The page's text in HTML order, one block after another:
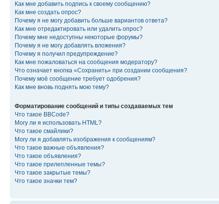
Как мне добавить подпись к своему сообщению?
Как мне создать опрос?
Почему я не могу добавить больше вариантов ответа?
Как мне отредактировать или удалить опрос?
Почему мне недоступны некоторые форумы?
Почему я не могу добавлять вложения?
Почему я получил предупреждение?
Как мне пожаловаться на сообщения модератору?
Что означает кнопка «Сохранить» при создании сообщения?
Почему моё сообщение требует одобрения?
Как мне вновь поднять мою тему?
Форматирование сообщений и типы создаваемых тем
Что такое BBCode?
Могу ли я использовать HTML?
Что такое смайлики?
Могу ли я добавлять изображения к сообщениям?
Что такое важные объявления?
Что такое объявления?
Что такое прилепленные темы?
Что такое закрытые темы?
Что такое значки тем?